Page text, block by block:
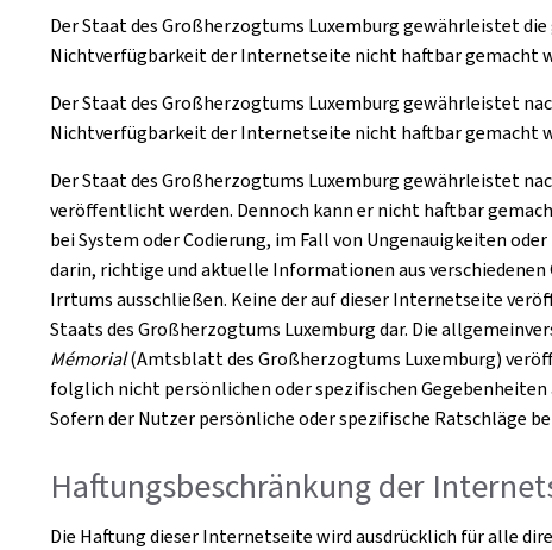
Der Staat des Großherzogtums Luxemburg gewährleistet
Nichtverfügbarkeit der Internetseite nicht haftbar gemacht
Der Staat des Großherzogtums Luxemburg gewährleistet
Nichtverfügbarkeit der Internetseite nicht haftbar gemacht
Der Staat des Großherzogtums Luxemburg gewährleistet
veröffentlicht werden. Dennoch kann er nicht haftbar
bei System oder Codierung, im Fall von Ungenauigkeiten
darin, richtige und aktuelle Informationen aus
Irrtums ausschließen. Keine der auf dieser Internetseite
Staats des Großherzogtums Luxemburg dar. Die
Mémorial(Amtsblatt des Großherzogtums Luxemburg)
folglich nicht persönlichen oder spezifischen
Sofern der Nutzer persönliche oder spezifische Ratschläge
Haftungsbeschränkung der
Die Haftung dieser Internetseite wird ausdrücklich für alle